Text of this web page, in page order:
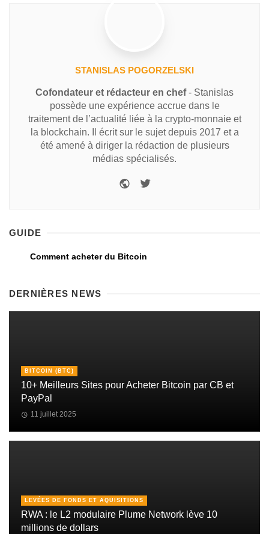
STANISLAS POGORZELSKI
Cofondateur et rédacteur en chef- Stanislas
possède une expérience accrue dans le
traitement de l’actualité liée à la crypto-monnaie et
la blockchain. Il écrit sur le sujet depuis 2017 et a
été amené à diriger la rédaction de plusieurs
médias spécialisés.
GUIDE
Comment acheter du Bitcoin
DERNIÈRES NEWS
BITCOIN (BTC)
10+ Meilleurs Sites pour Acheter Bitcoin par CB et
PayPal
11 juillet 2025
LEVÉES DE FONDS ET AQUISITIONS
RWA : le L2 modulaire Plume Network lève 10
millions de dollars